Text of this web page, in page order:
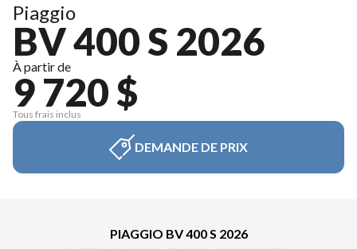
Piaggio
BV 400 S 2026
À partir de
9 720 $
Tous frais inclus
DEMANDE DE PRIX
PIAGGIO BV 400 S 2026